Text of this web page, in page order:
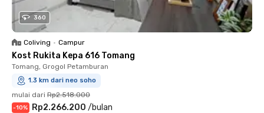
360
Coliving • Campur
Kost Rukita Kepa 616 Tomang
Tomang, Grogol Petamburan
1.3 km dari neo soho
mulai dari Rp2.518.000
-10% Rp2.266.200 /bulan